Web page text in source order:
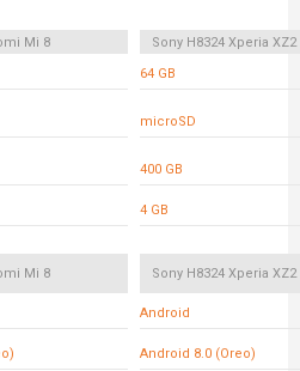
Mi 8
Sony H8324 Xperia
64 GB
microSD
400 GB
4 GB
Mi 8 Sony H8324 Xperia
Android
Android 8.0 (Oreo)